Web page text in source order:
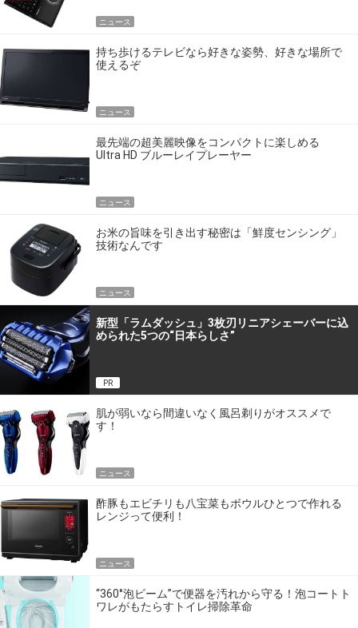
ニュース
持ち歩けるテレビなら好きな姿勢、好きな場所で
使えるぞ
ニュース
最先端の超美麗映像をコンパクトに楽しめる
Ultra HD ブルーレイプレーヤー
ニュース
お米の旨味を引き出す秘密は「鮮度センシング」
技術なんです
ニュース
新型「ラムダッシュ」3枚刃リニアシェーバーに込
められた5つの“日本らしさ”
PR
肌が弱いなら間違いなく風呂剃りがオススメで
す！
ニュース
酢豚もエビチリも八宝菜もボウルひとつで作れる
レンジって便利！
ニュース
“360°泡ビーム”で便器を汚れから守る！泡コートト
ワレがもたらすトイレ掃除革命